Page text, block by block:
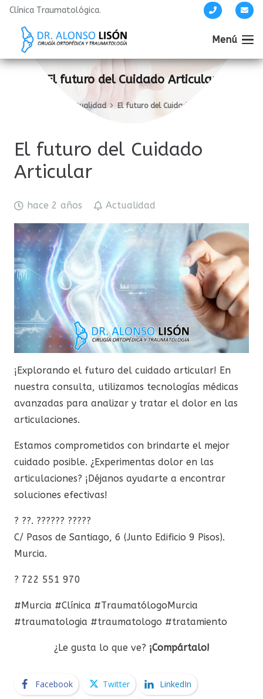
Clínica Traumatológica.
Menú
El futuro del Cuidado Articular
Actualidad El futuro del Cuidado Articular
El futuro del Cuidado
Articular
hace 2 años Actualidad
¡Explorando el futuro del cuidado articular! En
nuestra consulta, utilizamos tecnologías médicas
avanzadas para analizar y tratar el dolor en las
articulaciones.
Estamos comprometidos con brindarte el mejor
cuidado posible. ¿Experimentas dolor en las
articulaciones? ¡Déjanos ayudarte a encontrar
soluciones efectivas!
? ??. ?????? ?????
C/ Pasos de Santiago, 6 (Junto Edificio 9 Pisos).
Murcia.
? 722 551 970
#Murcia #Clínica #TraumatólogoMurcia
#traumatologia #traumatologo #tratamiento
¿Le gusta lo que ve? ¡Compártalo!
Facebook Twitter LinkedIn